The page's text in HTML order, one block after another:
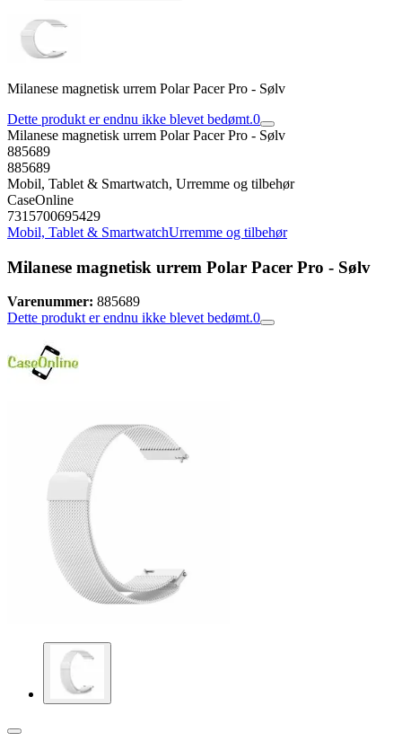
Milanese magnetisk urrem Polar Pacer Pro - Sølv
Dette produkt er endnu ikke blevet bedømt.0
Milanese magnetisk urrem Polar Pacer Pro - Sølv
885689
885689
Mobil, Tablet & Smartwatch, Urremme og tilbehør
CaseOnline
7315700695429
Mobil, Tablet & SmartwatchUrremme og tilbehør
Milanese magnetisk urrem Polar Pacer Pro - Sølv
Varenummer: 885689
Dette produkt er endnu ikke blevet bedømt.0